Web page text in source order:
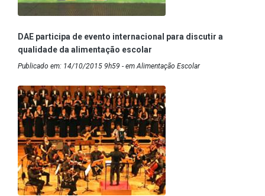
DAE participa de evento internacional para discutir a
qualidade da alimentação escolar
Publicado em: 14/10/2015 9h59 - em Alimentação Escolar